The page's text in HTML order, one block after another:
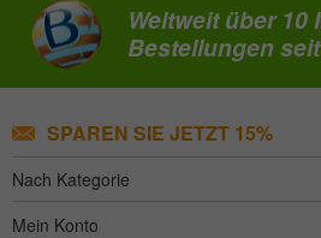
Weltweit über 10
Bestellungen
SPAREN SIE JETZT 15%
Nach Kategorie
Mein Konto